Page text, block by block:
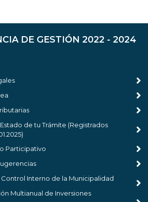
DE GESTIÓN 2022 - 2024
de tu Trámite (Registrados
Participativo
Interno de la Municipalidad
Multianual de Inversiones